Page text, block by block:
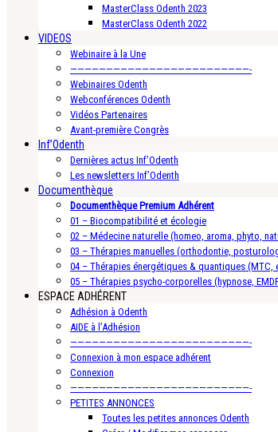
MasterClass Odenth 2023
MasterClass Odenth 2022
VIDEOS
Webinaire à la Une
—————————————————————————-
Webinaires Odenth
Webconférences Odenth
Vidéos Partenaires
Avant-première Congrès
Inf’Odenth
Dernières actus Inf’Odenth
Les newsletters Inf’Odenth
Documenthèque
Documenthèque Premium Adhérent
01 – Biocompatibilité et écologie
02 – Médecine naturelle (homeo, aroma, phyto,
03 – Thérapies manuelles (orthodontie,
04 – Thérapies énergétiques & quantiques
05 – Thérapies psycho-corporelles (hypnose,
ESPACE ADHÉRENT
Adhésion à Odenth
AIDE à l’Adhésion
—————————————————————————-
Connexion à mon espace adhérent
Connexion
—————————————————————————-
PETITES ANNONCES
Toutes les petites annonces Odenth